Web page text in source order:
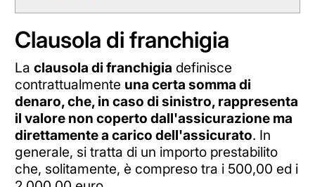
Clausola di franchigia
La clausola di franchigia definisce
contrattualmente una certa somma di
denaro, che, in caso di sinistro, rappresenta
il valore non coperto dall'assicurazione ma
direttamente a carico dell'assicurato. In
generale, si tratta di un importo prestabilito
che, solitamente, è compreso tra i 500,00 ed i